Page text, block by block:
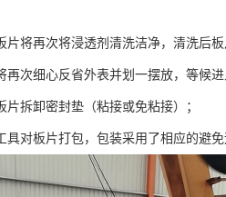
片将再次将浸透剂清洗洁净，清洗后
次细心反省外表并划一摆放，等候进
拆卸密封垫（粘接或免粘接）；
具对板片打包，包装采用了相应的避免